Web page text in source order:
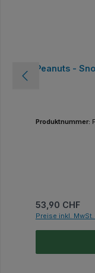
Peanuts -
Produktnummer:
Regulärer Preis:
53,90 CHF
Preise inkl.